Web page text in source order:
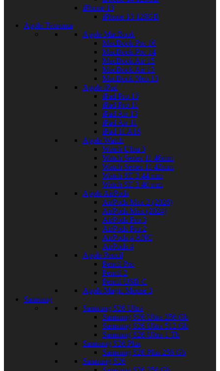
iPhone 13
iPhone 13 128GB
Apple Техника
Apple MacBook
MacBook Pro 16
MacBook Pro 14
MacBook Air 15
MacBook Air 13
MacBook Neo 13
Apple iPad
iPad Pro 13
iPad Pro 11
iPad Air 13
iPad Air 11
iPad 11 A16
Apple Watch
Watch Ultra 3
Watch Series 11 46mm
Watch Series 11 42mm
Watch SE 3 44 mm
Watch SE 3 40 mm
Apple AirPods
AirPods Max 2 (2026)
AirPods Max (2024)
AirPods Pro 3
AirPods Pro 2
AirPods 4 ANC
AirPods 4
Apple Pencil
Pencil Pro
Pencil 2
Pencil USB-C
Apple Magic Mouse 3
Samsung
Samsung S26 Ultra
Samsung S26 Ultra 256 Gb
Samsung S26 Ultra 512 Gb
Samsung S26 Ultra 1 Tb
Samsung S26 Plus
Samsung S26 Plus 256 Gb
Samsung S26